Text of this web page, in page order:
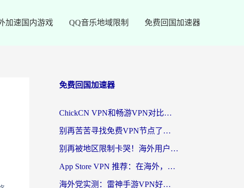
加速国内游戏 QQ音乐地域限制 免费回国加速器
免费回国加速器
ChickCN VPN和畅游VPN对比哪个回国效果更好？海外党必看的回国加速器选择指南
别再苦苦寻找免费VPN节点了，这才是海外访问国内资源的正确姿势
别再被地区限制卡哭！海外用户vpn中国下载全攻略，无缝刷剧办公社交
App Store VPN 推荐：在海外，如何找回那扇回家的“任意门”？
海外党实测：雷神手游VPN好用吗？和闪电VPN对比哪个回国效果更好？附小众工具深度测评